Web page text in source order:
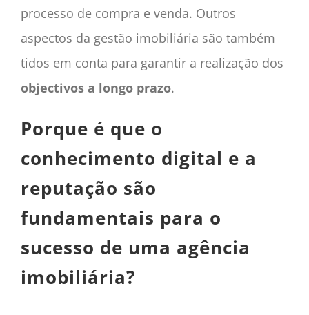
processo de compra e venda. Outros
aspectos da gestão imobiliária são também
tidos em conta para garantir a realização dos
objectivos a longo prazo.
Porque é que o
conhecimento digital e a
reputação são
fundamentais para o
sucesso de uma agência
imobiliária?